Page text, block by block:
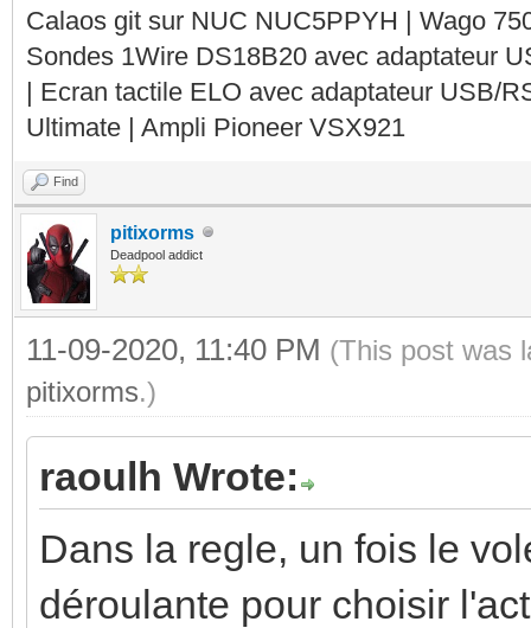
Calaos git sur NUC NUC5PPYH | Wago
Sondes 1Wire DS18B20 avec adaptateur
| Ecran tactile ELO avec adaptateur USB/
Ultimate | Ampli Pioneer VSX921
Find
pitixorms
Deadpool addict
11-09-2020, 11:40 PM (This post was
pitixorms.)
raoulh Wrote:
Dans la regle, un fois le
déroulante pour choisir